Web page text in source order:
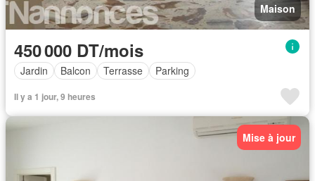
Maison
450 000 DT/mois
Jardin Balcon Terrasse Parking
Il y a 1 jour, 9 heures
Mise à jour